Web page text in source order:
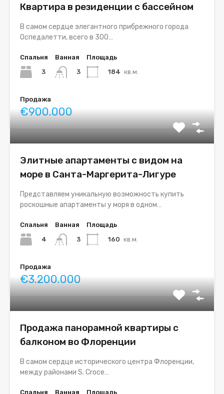
Квартира в резиденции с бассейном
В самом сердце элегантного прибрежного города
Оспедалетти, всего в 300…
Спальня
3
Ванная
3
Площадь
184 кв.м.
Продажа
€900.000
Элитные апартаменты с видом на
море в Санта-Маргерита-Лигуре
Представляем уникальную возможность купить
роскошные апартаменты у моря в одном…
Спальня
4
Ванная
3
Площадь
160 кв.м.
Продажа
€3.200.000
Продажа панорамной квартиры с
балконом во Флоренции
В самом сердце исторического центра Флоренции,
между районами S. Croce…
Спальня Ванная Площадь